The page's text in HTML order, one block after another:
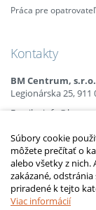
Práca pre
Kontakty
BM Centrum, s.r.o.
Legionárska 25, 911
Email:
+421 (0)910
+421 (0)949
2010 – 2014 © Copyright
Upraviť nastavenia
Súbory cookie
môžete prečítať o
alebo všetky z
zakázané,
priradené k tejto
Viac informácií